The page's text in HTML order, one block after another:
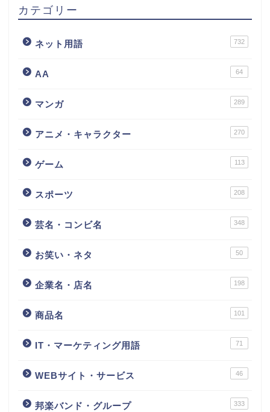
カテゴリー
ネット用語 732
AA 64
マンガ 289
アニメ・キャラクター 270
ゲーム 113
スポーツ 208
芸名・コンビ名 348
お笑い・ネタ 50
企業名・店名 198
商品名 101
IT・マーケティング用語 71
WEBサイト・サービス 46
邦楽バンド・グループ 333